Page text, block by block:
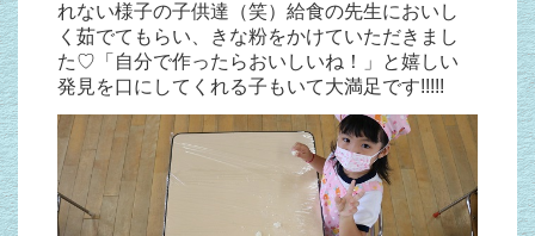
れない様子の子供達（笑）給食の先生においし
く茹でてもらい、きな粉をかけていただきまし
た♡「自分で作ったらおいしいね！」と嬉しい
発見を口にしてくれる子もいて大満足です!!!!!